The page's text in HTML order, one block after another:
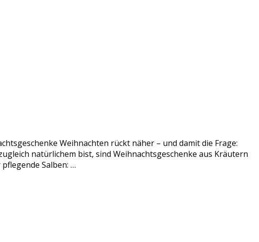
Weihnachten rückt näher – und damit die Frage:
natürlichem bist, sind Weihnachtsgeschenke aus Kräutern
Salben: …